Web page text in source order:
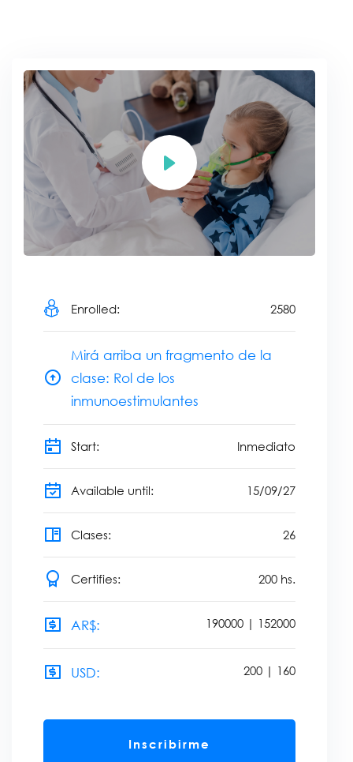
Enrolled: 2580
Mirá arriba un fragmento de la
clase: Rol de los
inmunoestimulantes
Start: Inmediato
Available until: 15/09/27
Clases: 26
Certifies: 200 hs.
AR$: 190000 | 152000
USD: 200 | 160
Inscribirme